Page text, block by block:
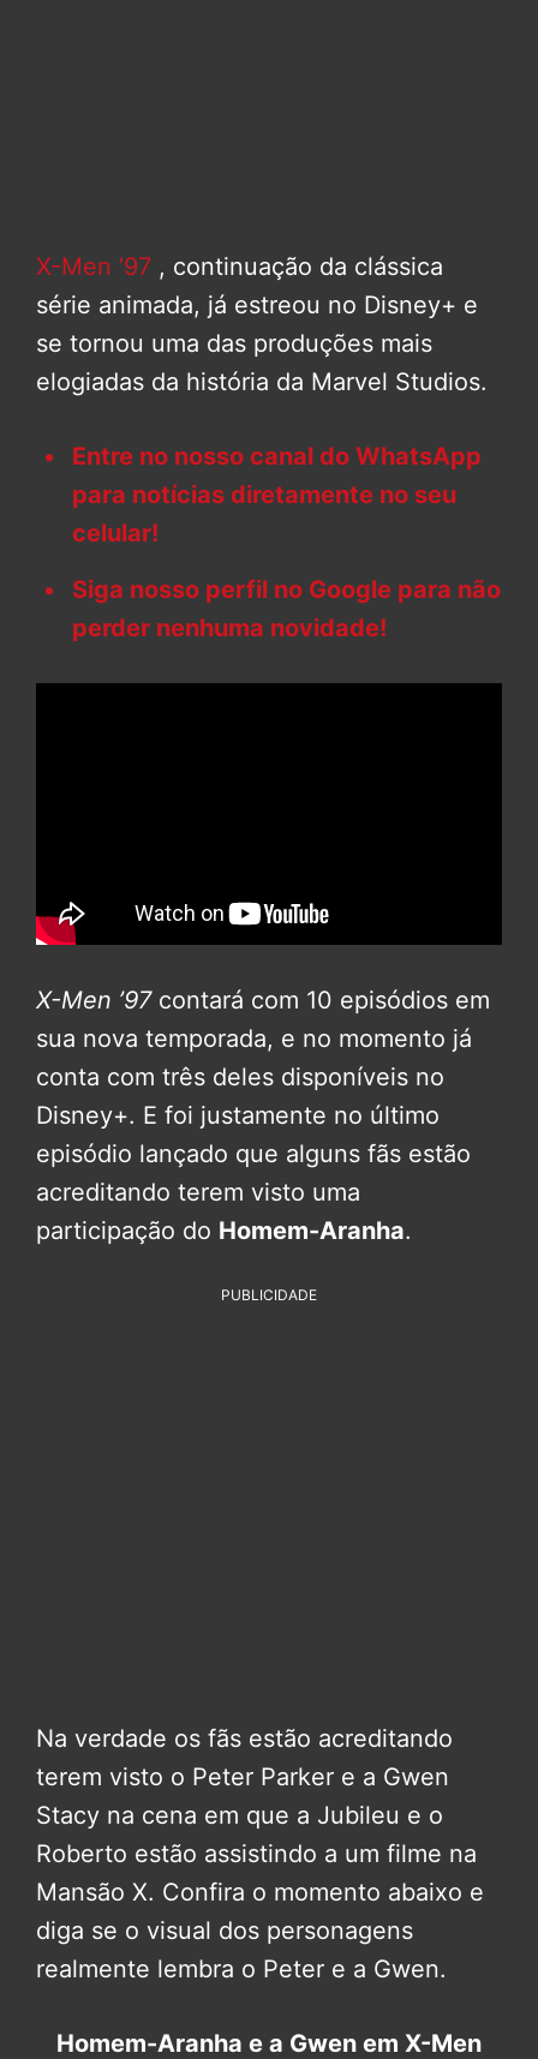
X-Men ’97 , continuação da clássica
série animada, já estreou no Disney+ e
se tornou uma das produções mais
elogiadas da história da Marvel Studios.
Entre no nosso canal do WhatsApp
para notícias diretamente no seu
celular!
Siga nosso perfil no Google para não
perder nenhuma novidade!
X-Men ’97 contará com 10 episódios em
sua nova temporada, e no momento já
conta com três deles disponíveis no
Disney+. E foi justamente no último
episódio lançado que alguns fãs estão
acreditando terem visto uma
participação do Homem-Aranha.
PUBLICIDADE
Na verdade os fãs estão acreditando
terem visto o Peter Parker e a Gwen
Stacy na cena em que a Jubileu e o
Roberto estão assistindo a um filme na
Mansão X. Confira o momento abaixo e
diga se o visual dos personagens
realmente lembra o Peter e a Gwen.
Homem-Aranha e a Gwen em X-Men